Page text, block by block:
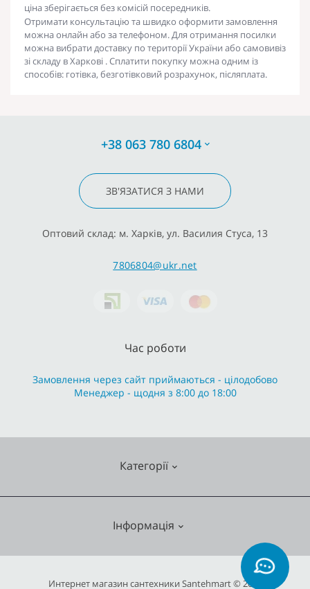
ціназберігається без комісій посередників.
Отримати консультацію та швидко оформити замовлення
можна онлайн або за телефоном. Для отримання посилки
можна вибрати доставку по територіїУкраїни або самовивіз
зі складу вХаркові . Сплатити покупку можна одним із
способів: готівка, безготівковий розрахунок, післяплата.
+38 063 780 6804
ЗВ'ЯЗАТИСЯ З НАМИ
Оптовий склад: м. Харків, ул. Василия Стуса, 13
7806804@ukr.net
Категорії
Інформація
Час роботи
Замовлення через сайт приймаються - цілодобово
Менеджер - щодня з 8:00 до 18:00
Интернет магазин сантехники Santehmart © 2026